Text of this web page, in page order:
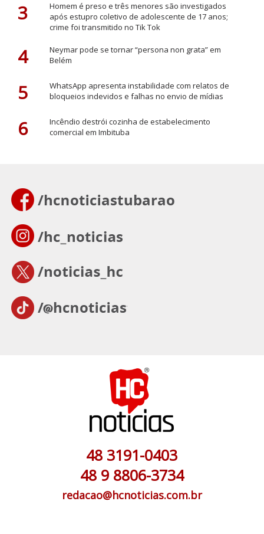
3
Homem é preso e três menores são investigados
após estupro coletivo de adolescente de 17 anos;
crime foi transmitido no Tik Tok
4
Neymar pode se tornar “persona non grata” em
Belém
5
WhatsApp apresenta instabilidade com relatos de
bloqueios indevidos e falhas no envio de mídias
6
Incêndio destrói cozinha de estabelecimento
comercial em Imbituba
48 3191-0403
48 9 8806-3734
redacao@hcnoticias.com.br